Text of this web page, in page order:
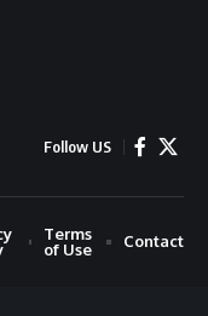
Follow US
Terms
of Use
Contact